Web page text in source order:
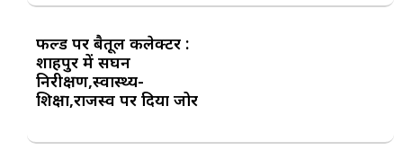
फील्ड पर बैतूल कलेक्टर :
शाहपुर में सघन
निरीक्षण,स्वास्थ्य-
शिक्षा,राजस्व पर दिया जोर